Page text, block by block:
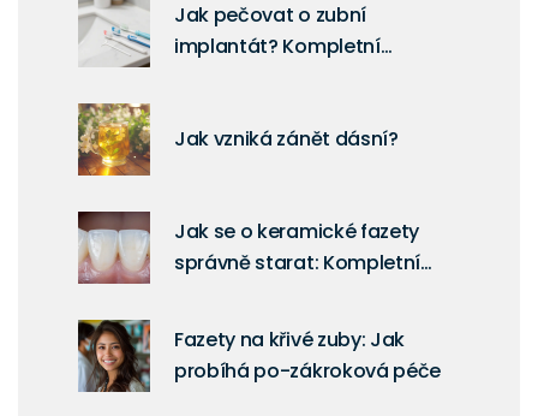
Jak pečovat o zubní
implantát? Kompletní
Jak vzniká zánět dásní?
Jak se o keramické fazety
správně starat: Kompletní
Fazety na křivé zuby: Jak
probíhá po-zákroková péče